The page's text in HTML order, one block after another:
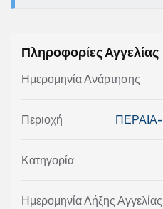
Πληροφορίες Αγγελίας
Ημερομηνία Ανάρτησης
Περιοχή
Κατηγορία
Ημερομηνία Λήξης Αγγελίας